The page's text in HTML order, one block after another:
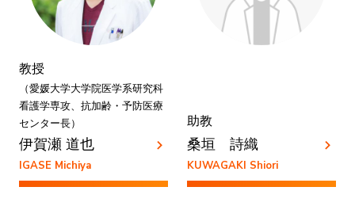
教授
（愛媛大学大学院医学系研究科
看護学専攻、抗加齢・予防医療
センター長）
伊賀瀬 道也
IGASE Michiya
助教
桑垣 詩織
KUWAGAKI Shiori